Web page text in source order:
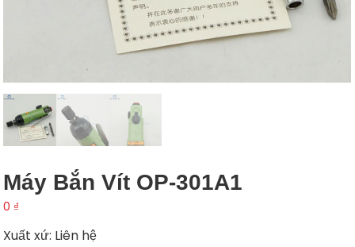
Máy Bắn Vít OP-301A1
0 ₫
Xuất xứ: Liên hệ